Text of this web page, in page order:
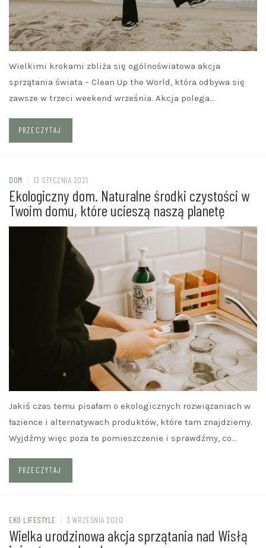
Wielkimi krokami zbliża się ogólnoświatowa akcja
sprzątania świata – Clean Up the World, która odbywa się
zawsze w trzeci weekend września. Akcja polega…
PRZECZYTAJ
DOM / 13 STYCZNIA 2021
Ekologiczny dom. Naturalne środki czystości w
Twoim domu, które ucieszą naszą planetę
Jakiś czas temu pisałam o ekologicznych rozwiązaniach w
łazience i alternatywach produktów, które tam znajdziemy.
Wyjdźmy więc poza te pomieszczenie i sprawdźmy, co…
PRZECZYTAJ
EKO LIFESTYLE / 3 WRZEŚNIA 2020
Wielka urodzinowa akcja sprzątania nad Wisłą